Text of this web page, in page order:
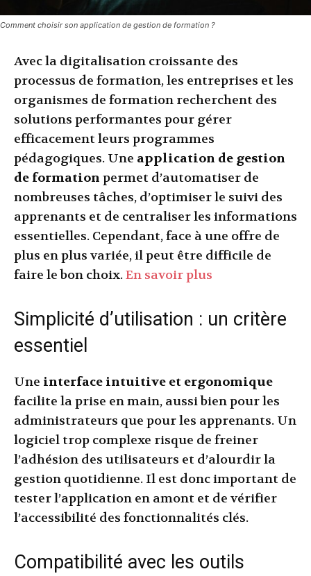
Comment choisir son application de gestion de formation ?
Avec la digitalisation croissante des
processus de formation, les entreprises et les
organismes de formation recherchent des
solutions performantes pour gérer
efficacement leurs programmes
pédagogiques. Une application de gestion
de formation permet d’automatiser de
nombreuses tâches, d’optimiser le suivi des
apprenants et de centraliser les informations
essentielles. Cependant, face à une offre de
plus en plus variée, il peut être difficile de
faire le bon choix.En savoir plus
Simplicité d’utilisation : un critère
essentiel
Une interface intuitive et ergonomique
facilite la prise en main, aussi bien pour les
administrateurs que pour les apprenants. Un
logiciel trop complexe risque de freiner
l’adhésion des utilisateurs et d’alourdir la
gestion quotidienne. Il est donc important de
tester l’application en amont et de vérifier
l’accessibilité des fonctionnalités clés.
Compatibilité avec les outils